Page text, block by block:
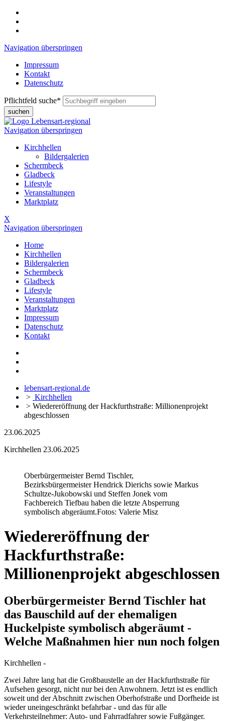
Navigation überspringen
Impressum
Kontakt
Datenschutz
Pflichtfeld suche*
suchen
Navigation überspringen
Kirchhellen
Bildergalerien
Schermbeck
Gladbeck
Lifestyle
Veranstaltungen
Marktplatz
X
Navigation überspringen
Home
Kirchhellen
Bildergalerien
Schermbeck
Gladbeck
Lifestyle
Veranstaltungen
Marktplatz
Impressum
Datenschutz
Kontakt
lebensart-regional.de
> Kirchhellen
> Wiedereröffnung der Hackfurthstraße: Millionenprojekt
abgeschlossen
23.06.2025
Kirchhellen 23.06.2025
Oberbürgermeister Bernd Tischler,
Bezirksbürgermeister Hendrick Dierichs sowie Markus
Schultze-Jukobowski und Steffen Jonek vom
Fachbereich Tiefbau haben die letzte Absperrung
symbolisch abgeräumt.Fotos: Valerie Misz
Wiedereröffnung der
Hackfurthstraße:
Millionenprojekt abgeschlossen
Oberbürgermeister Bernd Tischler hat
das Bauschild auf der ehemaligen
Huckelpiste symbolisch abgeräumt -
Welche Maßnahmen hier nun noch folgen
Kirchhellen -
Zwei Jahre lang hat die Großbaustelle an der Hackfurthstraße für
Aufsehen gesorgt, nicht nur bei den Anwohnern. Jetzt ist es endlich
soweit und der Abschnitt zwischen Oberhofstraße und Dorfheide ist
wieder uneingeschränkt befahrbar - und das für alle
Verkehrsteilnehmer: Auto- und Fahrradfahrer sowie Fußgänger.